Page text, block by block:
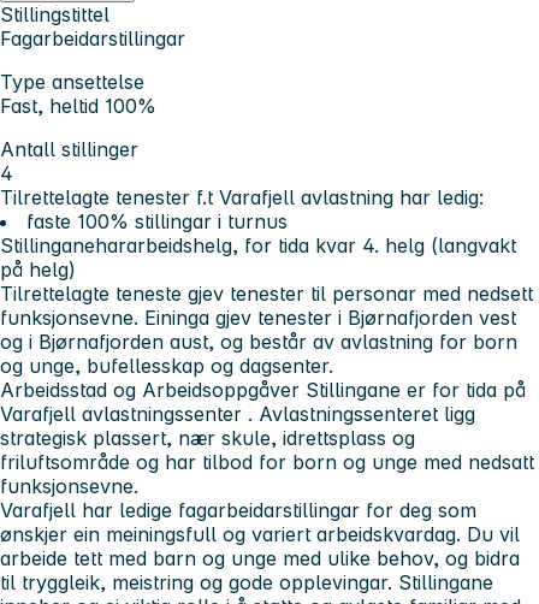
Stillingstittel
Fagarbeidarstillingar
Type ansettelse
Fast, heltid 100%
Antall stillinger
4
Tilrettelagte tenester f.t Varafjell avlastning har ledig:
faste 100% stillingar i turnus
Stillinganehararbeidshelg, for tida kvar 4. helg (langvakt
på helg)
Tilrettelagte teneste gjev tenester til personar med nedsett
funksjonsevne. Eininga gjev tenester i Bjørnafjorden vest
og i Bjørnafjorden aust, og består av avlastning for born
og unge, bufellesskap og dagsenter.
Arbeidsstad og Arbeidsoppgåver Stillingane er for tida på
Varafjell avlastningssenter . Avlastningssenteret ligg
strategisk plassert, nær skule, idrettsplass og
friluftsområde og har tilbod for born og unge med nedsatt
funksjonsevne.
Varafjell har ledige fagarbeidarstillingar for deg som
ønskjer ein meiningsfull og variert arbeidskvardag. Du vil
arbeide tett med barn og unge med ulike behov, og bidra
til tryggleik, meistring og gode opplevingar. Stillingane